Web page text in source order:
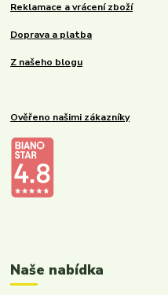
Reklamace a vrácení zboží
Doprava a platba
Z našeho blogu
Ověřeno našimi zákazníky
Naše nabídka